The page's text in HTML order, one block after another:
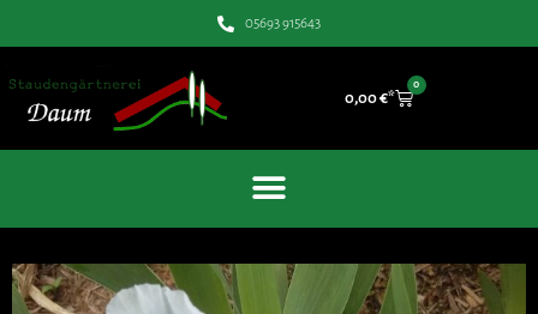
05693 915643
0,00€
0